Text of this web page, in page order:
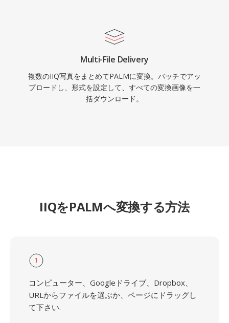
Multi-File Delivery
複数のIIQ写真をまとめてPALMに変換。バッチでアッ
プロードし、形式を設定して、すべての変換画像を一
括ダウンロード。
IIQをPALMへ変換する方法
1
コンピューター、Googleドライブ、Dropbox、
URLからファイルを選ぶか、ページにドラッグし
て下さい.